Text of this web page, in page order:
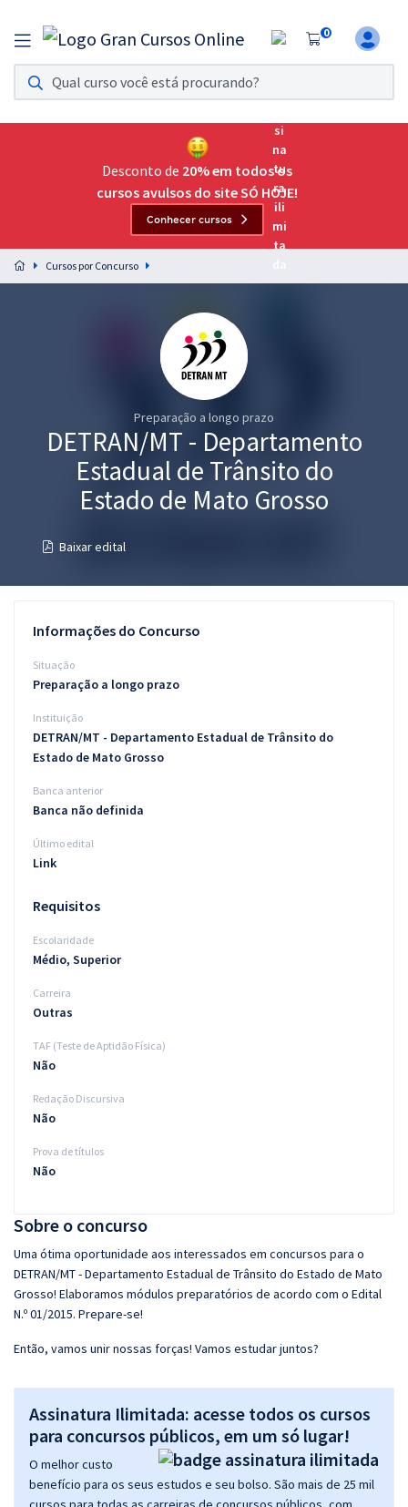
0
Assinatura Ilimitada 11
Acesso a todos os cursos. Teste grátis por 7 dias!
Assinatura OAB Até Passar
Acesso ilimitado a toda preparação para o Exame da
Preparação completa e intensiva para as principais
residências em saúde do Brasil
Graduação
Mentorias
Conteúdo gratuito
Blog
Atendimento
Desconto de 20% em todos os
cursos avulsos do site SÓ HOJE!
Conhecer cursos
Cursos por Concurso
Preparação a longo prazo
DETRAN/MT - Departamento
Estadual de Trânsito do
Estado de Mato Grosso
Baixar edital
Sobre o concurso
Uma ótima oportunidade aos interessados em concursos para o
DETRAN/MT - Departamento Estadual de Trânsito do Estado de Mato
Grosso! Elaboramos módulos preparatórios de acordo com o Edital
N.º 01/2015. Prepare-se!
Então, vamos unir nossas forças! Vamos estudar juntos?
Assinatura Ilimitada: acesse todos os cursos
para concursos públicos, em um só lugar!
O melhor custo
benefício para os seus estudos e seu bolso. São mais de 25 mil
Informações do Concurso
Situação
Preparação a longo prazo
Instituição
DETRAN/MT - Departamento Estadual de Trânsito do
Estado de Mato Grosso
Banca anterior
Banca não definida
Último edital
Link
Requisitos
Escolaridade
Médio, Superior
Carreira
Outras
TAF (Teste de Aptidão Física)
Não
Redação Discursiva
Não
Prova de títulos
Não